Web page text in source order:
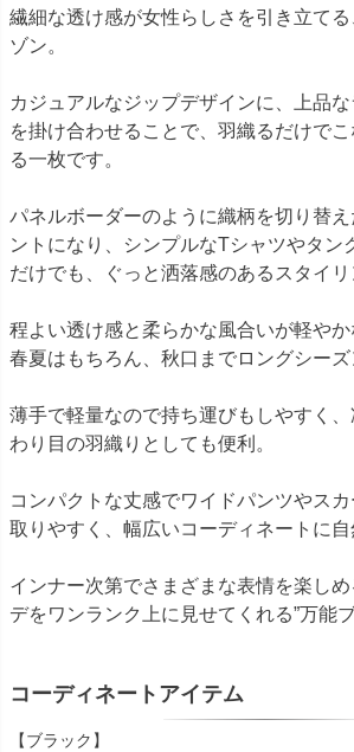
繊細な透け感が女性らしさを引き立て
ゾン。
カジュアルなジップデザインに、上品
を掛け合わせることで、羽織るだけで
る一枚です。
パネルボーダーのように織柄を切り替
ントになり、シンプルなTシャツやタン
だけでも、ぐっと洒落感のあるスタイリ
程よい透け感と柔らかな風合いが軽やか
春夏はもちろん、秋口までロングシーズ
薄手で軽量なので持ち運びもしやすく
わり目の羽織りとしても便利。
コンパクトな丈感でワイドパンツやス
取りやすく、幅広いコーディネートに自
インナー次第でさまざまな表情を楽しめ
デをワンランク上に見せてくれる”万能
コーディネートアイテム
【ブラック】